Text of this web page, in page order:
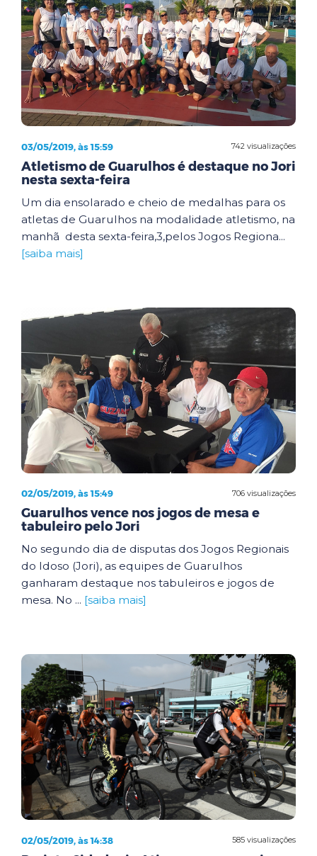
742 visualizações
03/05/2019, às 15:59
Atletismo de Guarulhos é destaque no Jori
nesta sexta-feira
Um dia ensolarado e cheio de medalhas para os
atletas de Guarulhos na modalidade atletismo, na
manhã desta sexta-feira,3,pelos Jogos Regiona...
[saiba mais]
706 visualizações
02/05/2019, às 15:49
Guarulhos vence nos jogos de mesa e
tabuleiro pelo Jori
No segundo dia de disputas dos Jogos Regionais
do Idoso (Jori), as equipes de Guarulhos
ganharam destaque nos tabuleiros e jogos de
mesa. No ... [saiba mais]
585 visualizações
02/05/2019, às 14:38